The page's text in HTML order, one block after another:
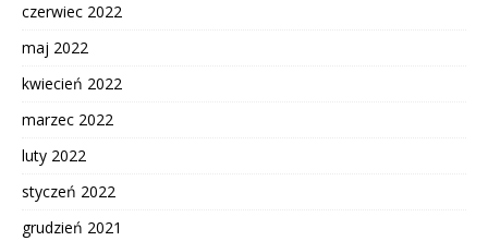
czerwiec 2022
maj 2022
kwiecień 2022
marzec 2022
luty 2022
styczeń 2022
grudzień 2021